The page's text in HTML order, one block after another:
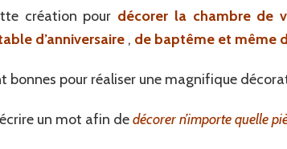
création pour décorer la chambre de
d’anniversaire , de baptême et même
bonnes pour réaliser une magnifique
un mot afin dedécorer n’importe quelle